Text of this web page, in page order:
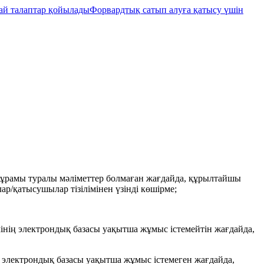
талаптар қойыладыФорвардтық сатып алуға қатысу үшін
туралы мәліметтер болмаған жағдайда, құрылтайшы
тізілімінен үзінді көшірме;
электрондық базасы уақытша жұмыс істемейтін жағдайда,
электрондық базасы уақытша жұмыс істемеген жағдайда,